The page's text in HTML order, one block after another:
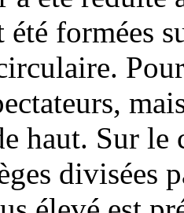
été formées
haut. Sur le
divisées